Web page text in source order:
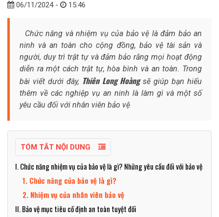
06/11/2024 - 15:46
Chức năng và nhiệm vụ của bảo vệ là đảm bảo an
ninh và an toàn cho cộng đồng, bảo vệ tài sản và
người, duy trì trật tự và đảm bảo rằng mọi hoạt động
diễn ra một cách trật tự, hòa bình và an toàn. Trong
bài viết dưới đây, Thiên Long Hoàngsẽ giúp bạn hiểu
thêm về các nghiệp vụ an ninh là làm gì và một số
yêu cầu đối với nhân viên bảo vệ
TÓM TẮT NỘI DUNG
I. Chức năng nhiệm vụ của bảo vệ là gì? Những yêu cầu đối với bảo vệ
1. Chức năng của bảo vệ là gì?
2. Nhiệm vụ của nhân viên bảo vệ
II. Bảo vệ mục tiêu cố định an toàn tuyệt đối